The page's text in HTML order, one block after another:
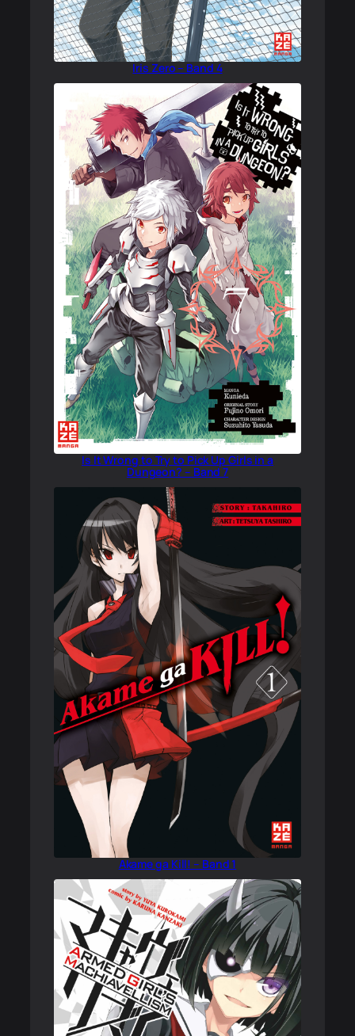
Iris Zero – Band 4
Is It Wrong to Try to Pick Up Girls in a
Dungeon? – Band 7
Akame ga Kill! – Band 1